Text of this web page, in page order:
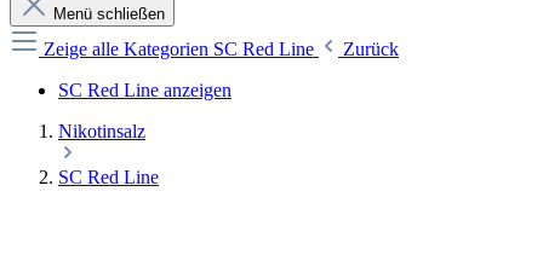
Menü schließen
Zeige alle Kategorien SC Red Line
Zurück
SC Red Line anzeigen
Nikotinsalz
SC Red Line